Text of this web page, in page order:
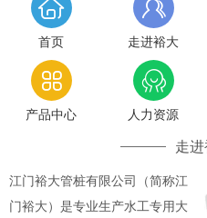
首页 走进裕大
产品中心 人力资源
走
江门裕大管桩有限公司（简称江
门裕大）是专业生产水工专用大